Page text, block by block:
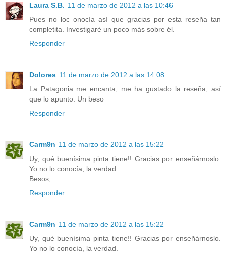
Laura S.B. 11 de marzo de 2012 a las 10:46
Pues no loc onocía así que gracias por esta reseña tan
completita. Investigaré un poco más sobre él.
Responder
Dolores 11 de marzo de 2012 a las 14:08
La Patagonia me encanta, me ha gustado la reseña, así
que lo apunto. Un beso
Responder
Carm9n 11 de marzo de 2012 a las 15:22
Uy, qué buenísima pinta tiene!! Gracias por enseñárnoslo.
Yo no lo conocía, la verdad.
Besos,
Responder
Carm9n 11 de marzo de 2012 a las 15:22
Uy, qué buenísima pinta tiene!! Gracias por enseñárnoslo.
Yo no lo conocía, la verdad.